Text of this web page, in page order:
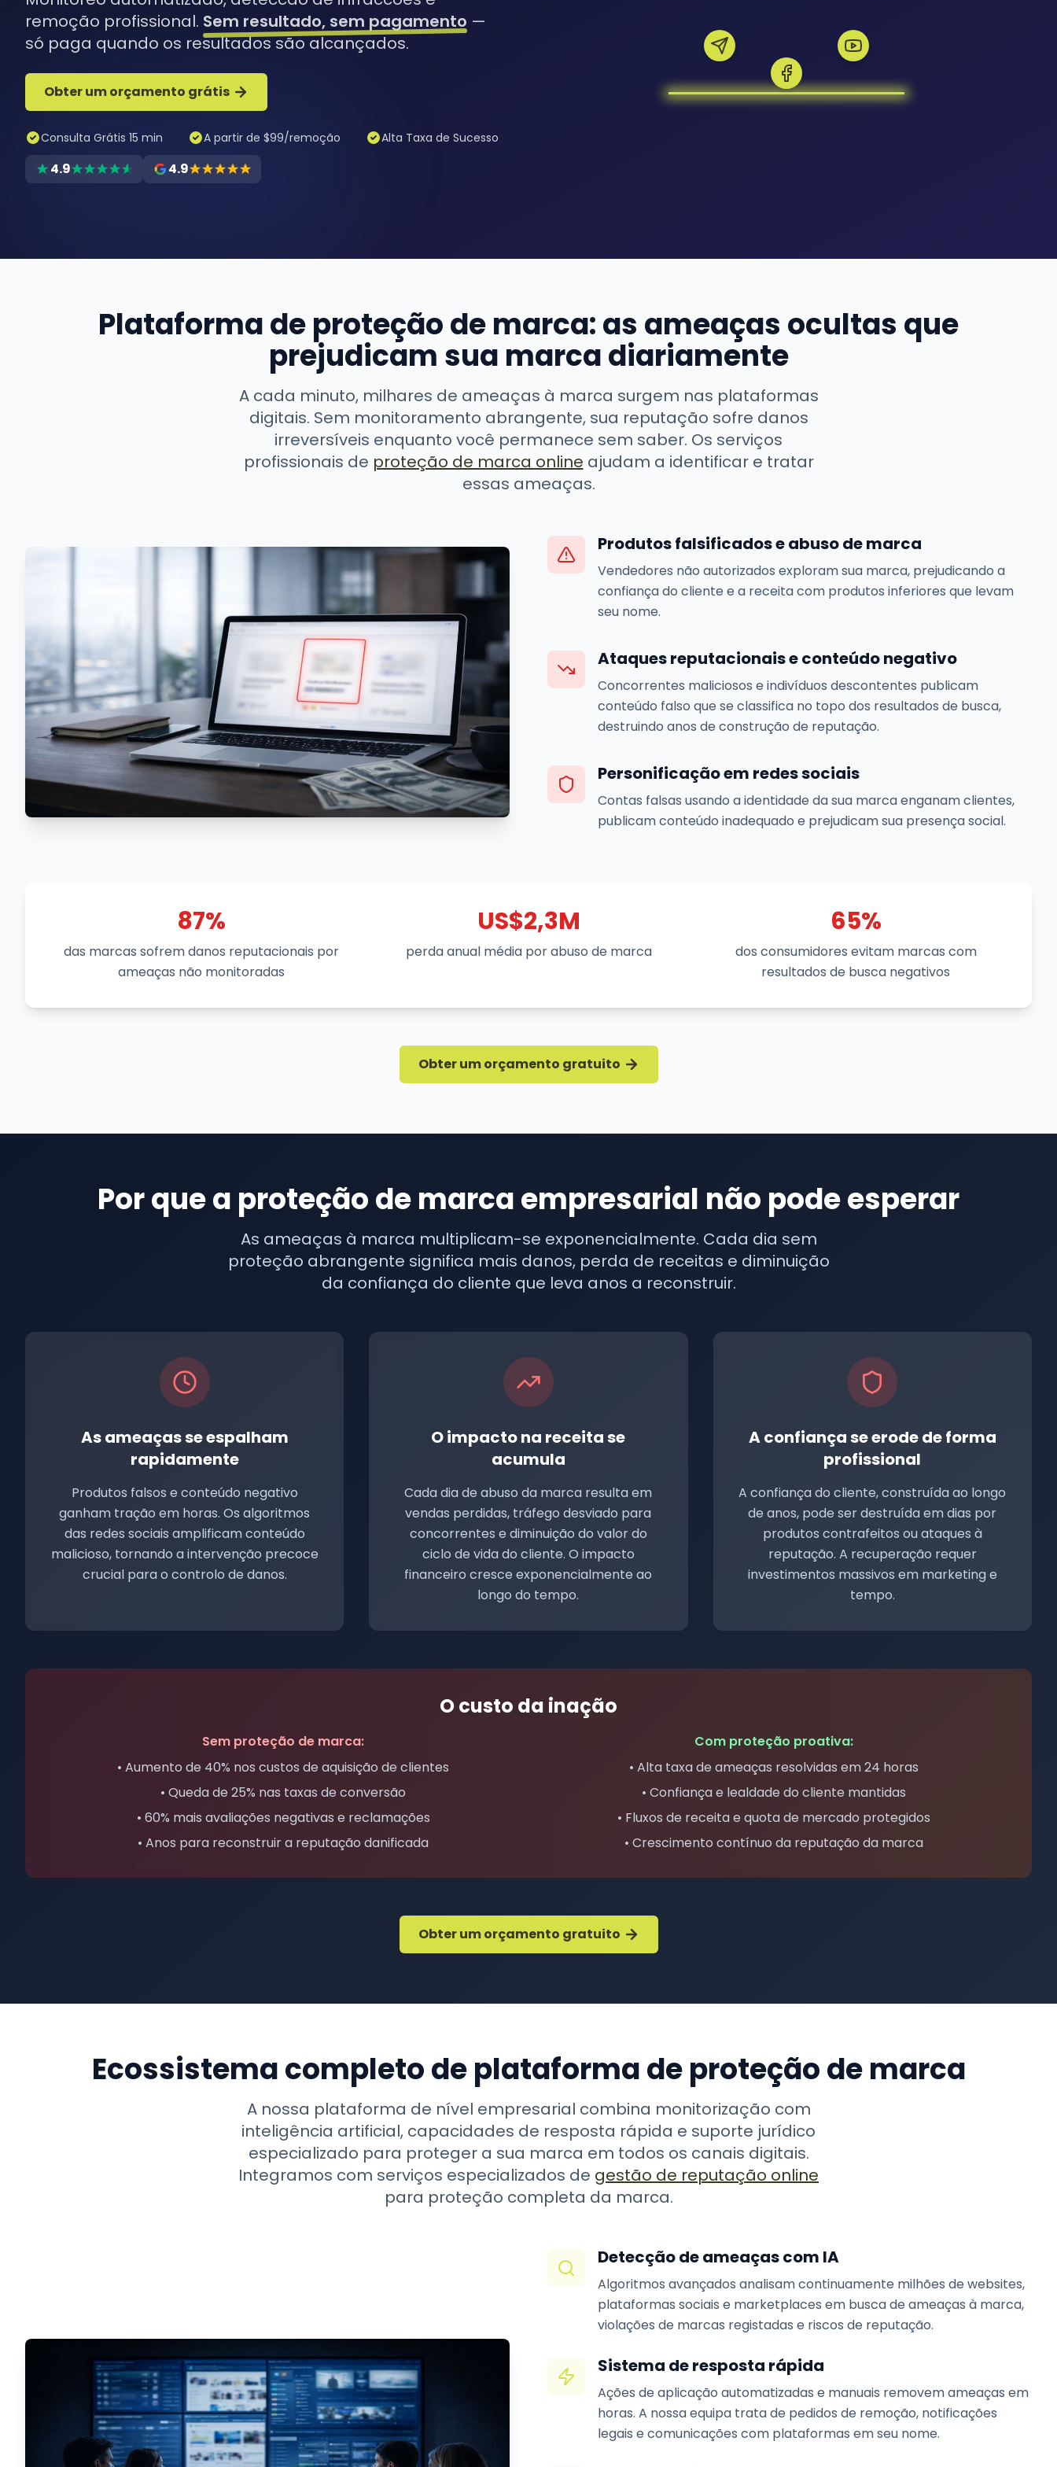
remoção profissional. Sem resultado, sem pagamento —
só paga quando os resultados são alcançados.
Obter um orçamento grátis
Consulta Grátis 15 min A partir de $99/remoção Alta Taxa de Sucesso
4.9 4.9
Plataforma de proteção de marca: as ameaças ocultas que
prejudicam sua marca diariamente
A cada minuto, milhares de ameaças à marca surgem nas plataformas
digitais. Sem monitoramento abrangente, sua reputação sofre danos
irreversíveis enquanto você permanece sem saber. Os serviços
profissionais de proteção de marca online ajudam a identificar e tratar
essas ameaças.
Produtos falsificados e abuso de marca
Vendedores não autorizados exploram sua marca, prejudicando a
confiança do cliente e a receita com produtos inferiores que levam
seu nome.
Ataques reputacionais e conteúdo negativo
Concorrentes maliciosos e indivíduos descontentes publicam
conteúdo falso que se classifica no topo dos resultados de busca,
destruindo anos de construção de reputação.
Personificação em redes sociais
Contas falsas usando a identidade da sua marca enganam clientes,
publicam conteúdo inadequado e prejudicam sua presença social.
87%
das marcas sofrem danos reputacionais por
ameaças não monitoradas
US$2,3M
perda anual média por abuso de marca
65%
dos consumidores evitam marcas com
resultados de busca negativos
Obter um orçamento gratuito
Por que a proteção de marca empresarial não pode esperar
As ameaças à marca multiplicam-se exponencialmente. Cada dia sem
proteção abrangente significa mais danos, perda de receitas e diminuição
da confiança do cliente que leva anos a reconstruir.
As ameaças se espalham
rapidamente
Produtos falsos e conteúdo negativo
ganham tração em horas. Os algoritmos
das redes sociais amplificam conteúdo
malicioso, tornando a intervenção precoce
crucial para o controlo de danos.
O impacto na receita se
acumula
Cada dia de abuso da marca resulta em
vendas perdidas, tráfego desviado para
concorrentes e diminuição do valor do
ciclo de vida do cliente. O impacto
financeiro cresce exponencialmente ao
longo do tempo.
A confiança se erode de forma
profissional
A confiança do cliente, construída ao longo
de anos, pode ser destruída em dias por
produtos contrafeitos ou ataques à
reputação. A recuperação requer
investimentos massivos em marketing e
tempo.
O custo da inação
Sem proteção de marca:
• Aumento de 40% nos custos de aquisição de clientes
• Queda de 25% nas taxas de conversão
• 60% mais avaliações negativas e reclamações
• Anos para reconstruir a reputação danificada
Com proteção proativa:
• Alta taxa de ameaças resolvidas em 24 horas
• Confiança e lealdade do cliente mantidas
• Fluxos de receita e quota de mercado protegidos
• Crescimento contínuo da reputação da marca
Obter um orçamento gratuito
Ecossistema completo de plataforma de proteção de marca
A nossa plataforma de nível empresarial combina monitorização com
inteligência artificial, capacidades de resposta rápida e suporte jurídico
especializado para proteger a sua marca em todos os canais digitais.
Integramos com serviços especializados de gestão de reputação online
para proteção completa da marca.
Detecção de ameaças com IA
Algoritmos avançados analisam continuamente milhões de websites,
plataformas sociais e marketplaces em busca de ameaças à marca,
violações de marcas registadas e riscos de reputação.
Sistema de resposta rápida
Ações de aplicação automatizadas e manuais removem ameaças em
horas. A nossa equipa trata de pedidos de remoção, notificações
legais e comunicações com plataformas em seu nome.